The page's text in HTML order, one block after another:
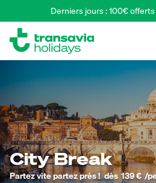
Derniers jours : 100€
City Break
Partez vite partez près ! dès 139 € /